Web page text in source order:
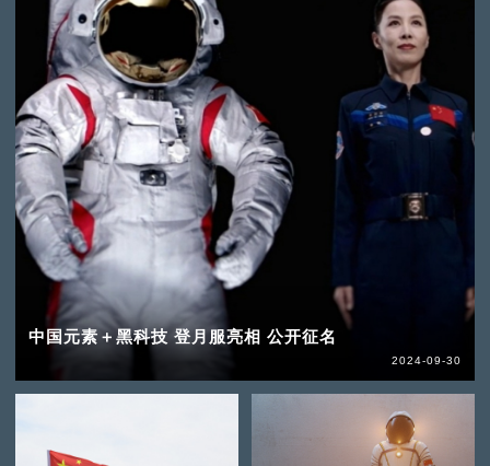
中国元素＋黑科技 登月服亮相 公开征名
2024-09-30